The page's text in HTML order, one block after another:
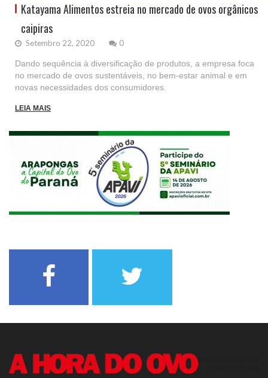
Katayama Alimentos estreia no mercado de ovos orgânicos
caipiras
Setembro 22, 2020 0
Dando sequência à diversificação de produtos, a empresa foca
no mercado de ovos sustentáveis, no bem-estar animal e em
novas necessidades dos consumidores.
LEIA MAIS